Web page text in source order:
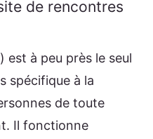
de rencontres
est à peu près le seul
spécifique à la
de toute
Il fonctionne